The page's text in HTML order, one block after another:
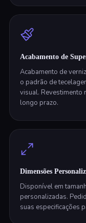
Acabamento de
Acabamento de
o padrão de
visual. Revestimento
longo prazo.
Dimensões
Disponível em
personalizadas.
suas especificações